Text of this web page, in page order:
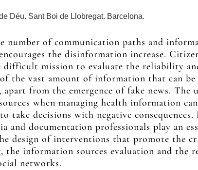
Déu. Sant Boi de Llobregat. Barcelona.
number of communication paths and
the disinformation increase.
mission to evaluate the reliability
the vast amount of information that can be
from the emergence of fake news. The
when managing health information
take decisions with negative consequences.
and documentation professionals play an
design of interventions that promote the
the information sources evaluation and the
networks.